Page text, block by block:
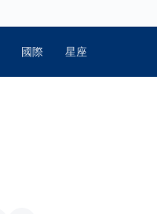
國際 星座